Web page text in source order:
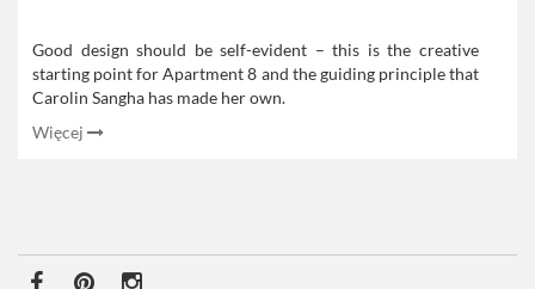
Good design should be self-evident – this is the creative
starting point for Apartment 8 and the guiding principle that
Carolin Sangha has made her own.
Więcej